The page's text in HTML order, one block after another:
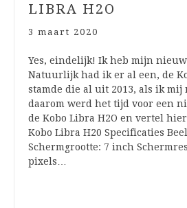
LIBRA H2O
3 maart 2020
Yes, eindelijk! Ik heb mijn
Natuurlijk had ik er al een, de
stamde die al uit 2013, als ik mij
daarom werd het tijd voor een
de Kobo Libra H2O en vertel
Kobo Libra H20 Specificaties
Schermgrootte: 7 inch
pixels…